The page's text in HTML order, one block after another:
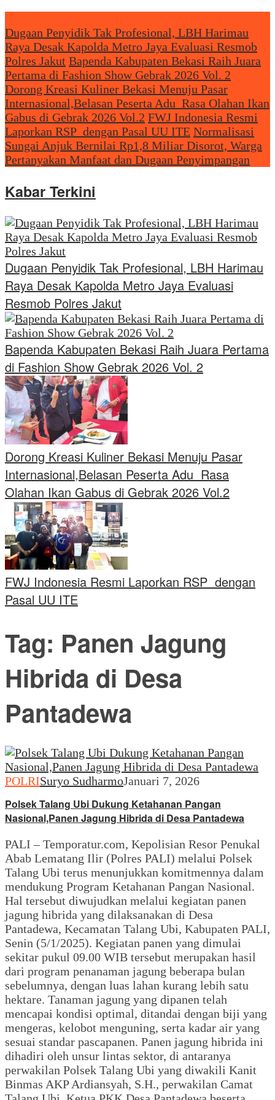
Dugaan Penyidik Tak Profesional, LBH Harimau
Raya Desak Kapolda Metro Jaya Evaluasi Resmob
Polres Jakut Bapenda Kabupaten Bekasi Raih Juara
Pertama di Fashion Show Gebrak 2026 Vol. 2
Dorong Kreasi Kuliner Bekasi Menuju Pasar
Internasional,Belasan Peserta Adu Rasa Olahan Ikan
Gabus di Gebrak 2026 Vol.2 FWJ Indonesia Resmi
Laporkan RSP dengan Pasal UU ITE Normalisasi
Sungai Anjuk Bernilai Rp1,8 Miliar Disorot, Warga
Pertanyakan Manfaat dan Dugaan Penyimpangan
Kabar Terkini
Dugaan Penyidik Tak Profesional, LBH Harimau
Raya Desak Kapolda Metro Jaya Evaluasi
Resmob Polres Jakut
Bapenda Kabupaten Bekasi Raih Juara Pertama
di Fashion Show Gebrak 2026 Vol. 2
Dorong Kreasi Kuliner Bekasi Menuju Pasar
Internasional,Belasan Peserta Adu Rasa
Olahan Ikan Gabus di Gebrak 2026 Vol.2
FWJ Indonesia Resmi Laporkan RSP dengan
Pasal UU ITE
Tag: Panen Jagung
Hibrida di Desa
Pantadewa
POLRISuryo SudharmoJanuari 7, 2026
Polsek Talang Ubi Dukung Ketahanan Pangan
Nasional,Panen Jagung Hibrida di Desa Pantadewa
PALI – Temporatur.com, Kepolisian Resor Penukal
Abab Lematang Ilir (Polres PALI) melalui Polsek
Talang Ubi terus menunjukkan komitmennya dalam
mendukung Program Ketahanan Pangan Nasional.
Hal tersebut diwujudkan melalui kegiatan panen
jagung hibrida yang dilaksanakan di Desa
Pantadewa, Kecamatan Talang Ubi, Kabupaten PALI,
Senin (5/1/2025). Kegiatan panen yang dimulai
sekitar pukul 09.00 WIB tersebut merupakan hasil
dari program penanaman jagung beberapa bulan
sebelumnya, dengan luas lahan kurang lebih satu
hektare. Tanaman jagung yang dipanen telah
mencapai kondisi optimal, ditandai dengan biji yang
mengeras, kelobot menguning, serta kadar air yang
sesuai standar pascapanen. Panen jagung hibrida ini
dihadiri oleh unsur lintas sektor, di antaranya
perwakilan Polsek Talang Ubi yang diwakili Kanit
Binmas AKP Ardiansyah, S.H., perwakilan Camat